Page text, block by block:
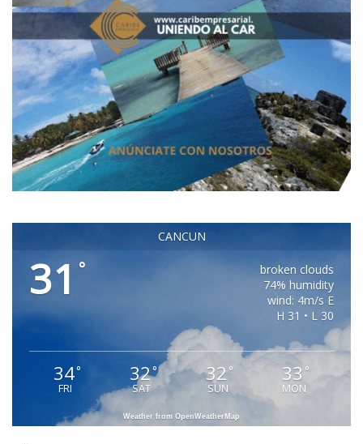
CANCUN
31 °
broken clouds
74% humidity
wind: 4m/s E
H 31 • L 30
34°
FRI
32°
SAT
32 °
SUN
33 °
MON
Weather from OpenWeatherMap